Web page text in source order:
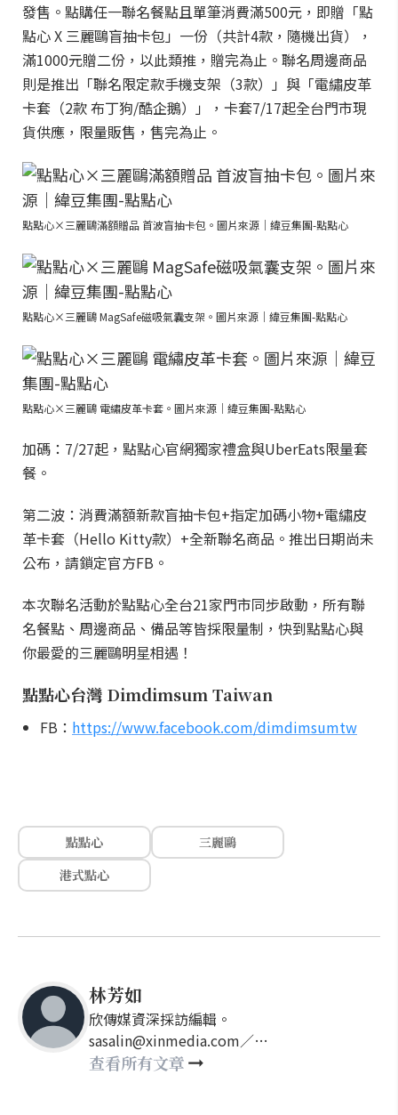
發售。點購任一聯名餐點且單筆消費滿500元，即贈「點
點心 X 三麗鷗盲抽卡包」一份（共計4款，隨機出貨），
滿1000元贈二份，以此類推，贈完為止。聯名周邊商品
則是推出「聯名限定款手機支架（3款）」與「電繡皮革
卡套（2款 布丁狗/酷企鵝）」，卡套7/17起全台門市現
貨供應，限量販售，售完為止。
點點心×三麗鷗滿額贈品 首波盲抽卡包。圖片來源｜緯豆集團-點點心
點點心×三麗鷗 MagSafe磁吸氣囊支架。圖片來源｜緯豆集團-點點心
點點心×三麗鷗 電繡皮革卡套。圖片來源｜緯豆集團-點點心
加碼：7/27起，點點心官網獨家禮盒與UberEats限量套
餐。
第二波：消費滿額新款盲抽卡包+指定加碼小物+電繡皮
革卡套（Hello Kitty款）+全新聯名商品。推出日期尚未
公布，請鎖定官方FB。
本次聯名活動於點點心全台21家門市同步啟動，所有聯
名餐點、周邊商品、備品等皆採限量制，快到點點心與
你最愛的三麗鷗明星相遇！
點點心台灣 Dimdimsum Taiwan
FB： https://www.facebook.com/dimdimsumtw
點點心
三麗鷗
港式點心
林芳如
欣傳媒資深採訪編輯。
sasalin@xinmedia.com／
happy21917@gmail.com
查看所有文章